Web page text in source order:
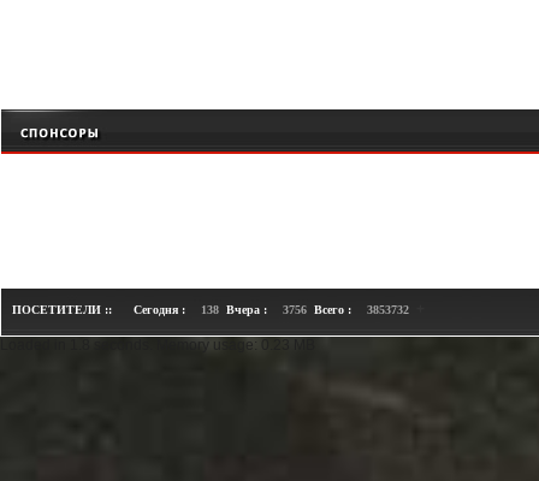
ПОСЕТИТЕЛИ :: Сегодня : 138 Вчера : 3756 Всего : 3853732
Loaded in 1.8 seconds. Memory usage: 0.23 MB